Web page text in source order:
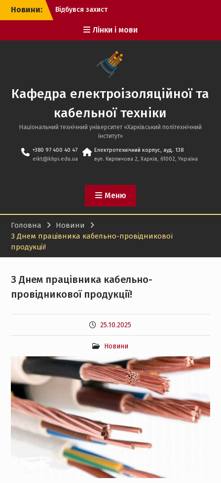
Перейти
Новини:
Відбувся захист
бакалаврів!
Онлайн-
профорієнтаційна
зустріч з учнями
Дніпровського ліцею
міської ради
Вітаємо переможця
конкурсу електронних
постерів з протидії
торгівлі людьми!
кваліфікаційних робіт
Лінки і мови
Кафедра електроізоляційної та
кабельної техніки
Національний технічний університет «Харківський політехнічний
iнститут»
+380 97 400 40 47
eikt@khpi.edu.ua
Електротехнічний корпус, ауд. 138
вул. Кирпичова 2, Харків, 61002, Україна
Меню
Головна
Новини
З Днем працівника кабельно-провідникової
продукції!
З Днем працівника кабельно-
провідникової продукції!
25.10.2025
Новини